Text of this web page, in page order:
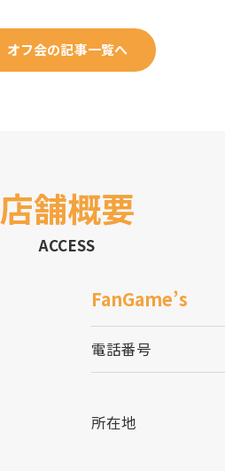
オフ会の記事一覧へ
店舗概要
ACCESS
FanGame’s
電話番号
所在地